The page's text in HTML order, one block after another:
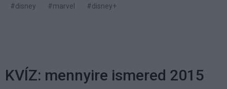
#disney
#marvel #disney+
KVÍZ: mennyire ismered 2015